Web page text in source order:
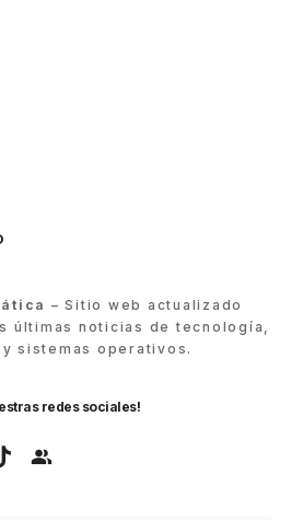
– Sitio web actualizado
últimas noticias de tecnología,
sistemas operativos.
redes sociales!